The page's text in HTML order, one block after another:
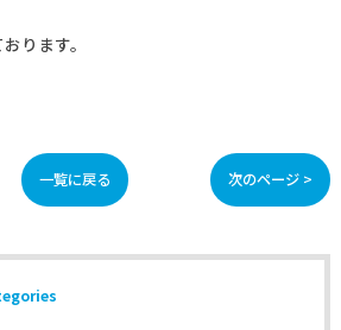
ります。
一覧に戻る 次のページ >